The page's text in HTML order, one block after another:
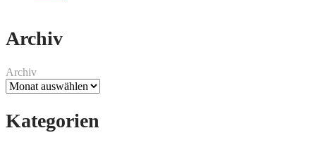
Archiv
Archiv
Kategorien